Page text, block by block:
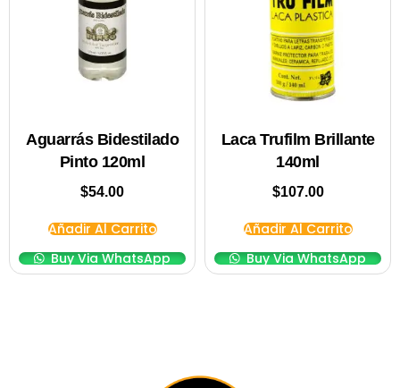
Aguarrás Bidestilado
Pinto 120ml
$54.00
Añadir Al Carrito
Buy Via WhatsApp
Laca Trufilm Brillante
140ml
$107.00
Añadir Al Carrito
Buy Via WhatsApp